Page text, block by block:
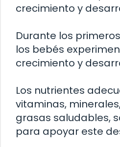
crecimiento y
Durante los
los bebés
crecimiento y
Los nutrientes
vitaminas,
grasas saludables,
para apoyar este